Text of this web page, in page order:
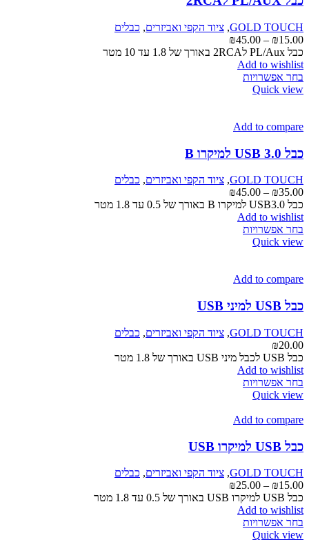
GOLD TOUCH
, ציוד הקפי ואביזרים, כבלים
₪15.00
–
₪45.00
מחירים:
כבל PL/Aux ל2RCA באורך של 1.8 עד 10 מטר
Add to wishlist
בחר אפשרויות
סוגים.
לבחור
את
האפשרויות
בעמוד
המוצר
Quick view
Add to compare
כבל USB 3.0 למיקרו B
GOLD TOUCH
, ציוד הקפי ואביזרים, כבלים
₪35.00
–
₪45.00
מחירים:
כבל USB3.0 למיקרו B באורך של 0.5 עד 1.8 מטר
Add to wishlist
בחר אפשרויות
סוגים.
לבחור
את
האפשרויות
בעמוד
המוצר
Quick view
Add to compare
כבל USB למיני USB
GOLD TOUCH
, ציוד הקפי ואביזרים, כבלים
₪20.00
כבל USB לכבל מיני USB באורך של 1.8 מטר
Add to wishlist
בחר אפשרויות
מספר
ניתן
לבחור
את
האפשרויות
בעמוד
המוצר
Quick view
Add to compare
כבל USB למיקרו USB
GOLD TOUCH
, ציוד הקפי ואביזרים, כבלים
₪15.00
–
₪25.00
מחירים:
כבל USB למיקרו USB באורך של 0.5 עד 1.8 מטר
Add to wishlist
בחר אפשרויות
Quick view